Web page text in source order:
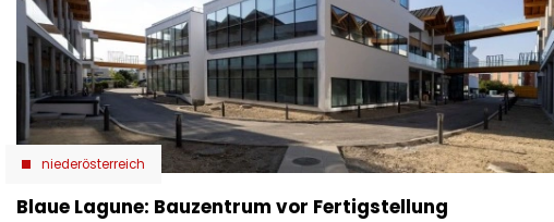
niederösterreich
Blaue Lagune: Bauzentrum vor Fertigstellung